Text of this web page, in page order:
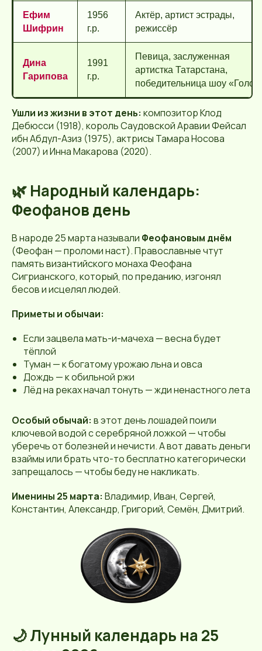
Ефим
Шифрин
1956
г.р.
Актёр, артист эстрады,
режиссёр
Дина
Гарипова
1991
г.р.
Певица, заслуженная
артистка Татарстана,
победительница шоу
Ушли из жизни в этот день: композитор Клод
Дебюсси (1918), король Саудовской Аравии Фейсал
ибн Абдул-Азиз (1975), актрисы Тамара Носова
(2007) и Инна Макарова (2020).
🌿 Народный календарь:
Феофанов день
В народе 25 марта называли Феофановым днём
(Феофан — проломи наст). Православные чтут
память византийского монаха Феофана
Сигрианского, который, по преданию, изгонял
бесов и исцелял людей.
Приметы и обычаи:
Если зацвела мать-и-мачеха — весна будет
тёплой
Туман — к богатому урожаю льна и овса
Дождь — к обильной ржи
Лёд на реках начал тонуть — жди ненастного лета
Особый обычай: в этот день лошадей поили
ключевой водой с серебряной ложкой — чтобы
уберечь от болезней и нечисти. А вот давать деньги
взаймы или брать что-то бесплатно категорически
запрещалось — чтобы беду не накликать.
Именины 25 марта: Владимир, Иван, Сергей,
Константин, Александр, Григорий, Семён, Дмитрий.
🌙 Лунный календарь на 25